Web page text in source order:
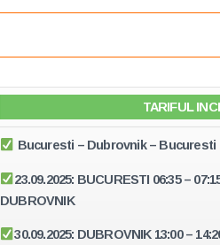
TARIFUL
Bucuresti – Dubrovnik – Bucuresti
23.09.2025: BUCURESTI 06:35 –
DUBROVNIK
30.09.2025: DUBROVNIK 13:00 –